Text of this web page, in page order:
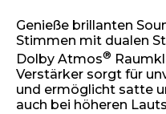
Genieße brillanten
Stimmen mit dualen
Dolby Atmos®
Verstärker sorgt für
und ermöglicht satte
auch bei höheren